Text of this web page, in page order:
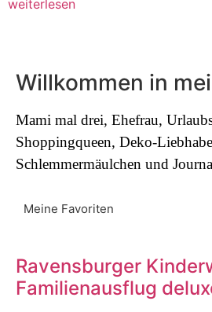
weiterlesen
Willkommen in
Mami mal drei, Ehefrau,
Shoppingqueen, Deko-
Schlemmermäulchen und
Meine Favoriten
Ravensburger
Familienausflug